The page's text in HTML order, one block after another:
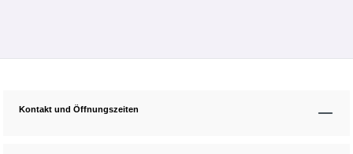
Kontakt und Öffnungszeiten